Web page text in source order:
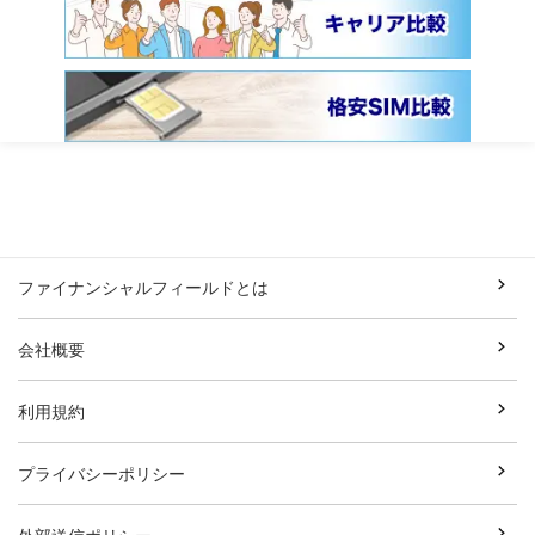
ファイナンシャルフィールドとは
会社概要
利用規約
プライバシーポリシー